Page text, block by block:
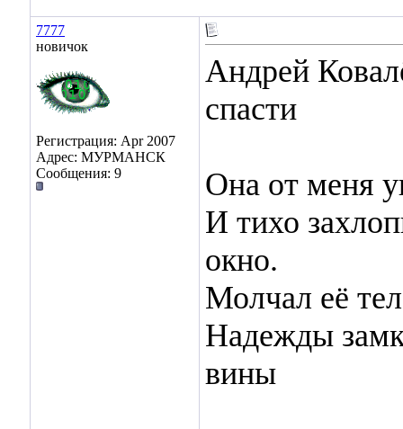
7777
новичок
Регистрация: Apr 2007
Адрес: МУРМАНСК
Сообщения: 9
Андрей
спасти
Она от меня
И тихо
окно.
Молчал её
Надежды
вины